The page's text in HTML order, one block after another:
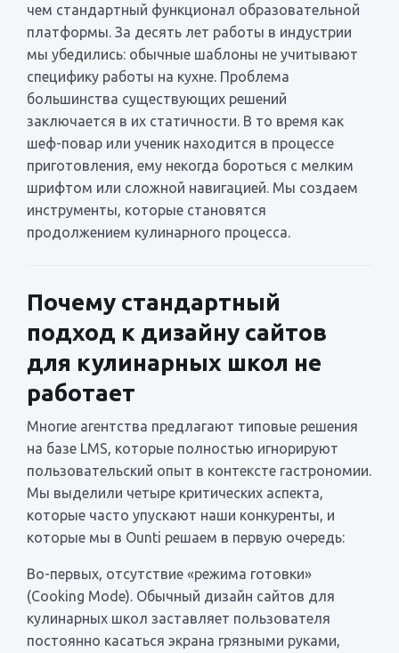
чем стандартный функционал образовательной
платформы. За десять лет работы в индустрии
мы убедились: обычные шаблоны не учитывают
специфику работы на кухне. Проблема
большинства существующих решений
заключается в их статичности. В то время как
шеф-повар или ученик находится в процессе
приготовления, ему некогда бороться с мелким
шрифтом или сложной навигацией. Мы создаем
инструменты, которые становятся
продолжением кулинарного процесса.
Почему стандартный
подход к дизайну сайтов
для кулинарных школ не
работает
Многие агентства предлагают типовые решения
на базе LMS, которые полностью игнорируют
пользовательский опыт в контексте гастрономии.
Мы выделили четыре критических аспекта,
которые часто упускают наши конкуренты, и
которые мы в Ounti решаем в первую очередь:
Во-первых, отсутствие «режима готовки»
(Cooking Mode). Обычный дизайн сайтов для
кулинарных школ заставляет пользователя
постоянно касаться экрана грязными руками,